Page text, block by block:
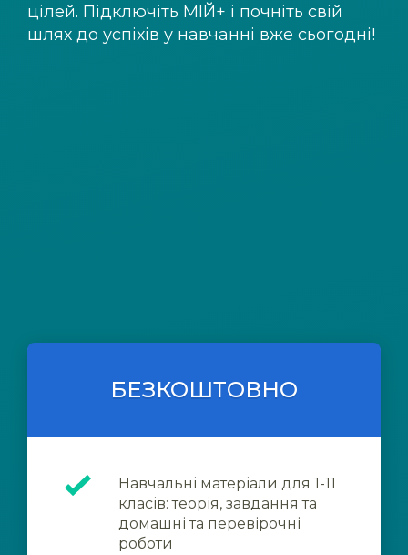
цілей. Підключіть МІЙ+ і почніть свій
шлях до успіхів у навчанні вже сьогодні!
БЕЗКОШТОВНО
Навчальні матеріали для 1-11
класів: теорія, завдання та
домашні та перевірочні
роботи